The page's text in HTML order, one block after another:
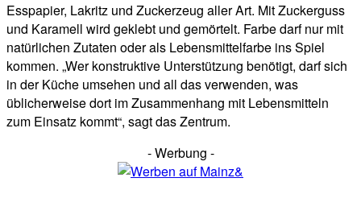
Esspapier, Lakritz und Zuckerzeug aller Art. Mit Zuckerguss
und Karamell wird geklebt und gemörtelt. Farbe darf nur mit
natürlichen Zutaten oder als Lebensmittelfarbe ins Spiel
kommen. „Wer konstruktive Unterstützung benötigt, darf sich
in der Küche umsehen und all das verwenden, was
üblicherweise dort im Zusammenhang mit Lebensmitteln
zum Einsatz kommt“, sagt das Zentrum.
- Werbung -